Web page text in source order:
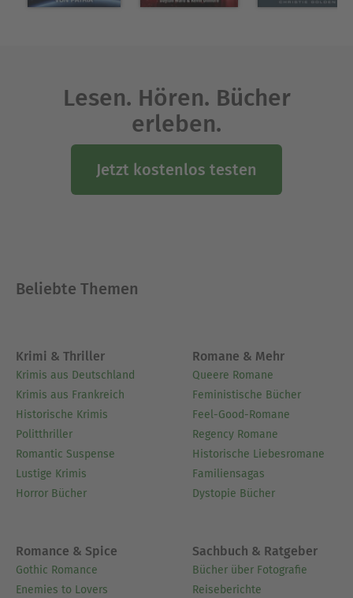
Lesen. Hören. Bücher
erleben.
Jetzt kostenlos testen
Beliebte Themen
Krimi & Thriller
Krimis aus Deutschland
Krimis aus Frankreich
Historische Krimis
Politthriller
Romantic Suspense
Lustige Krimis
Horror Bücher
Romane & Mehr
Queere Romane
Feministische Bücher
Feel-Good-Romane
Regency Romane
Historische Liebesromane
Familiensagas
Dystopie Bücher
Romance & Spice
Gothic Romance
Enemies to Lovers
Sachbuch & Ratgeber
Bücher über Fotografie
Reiseberichte